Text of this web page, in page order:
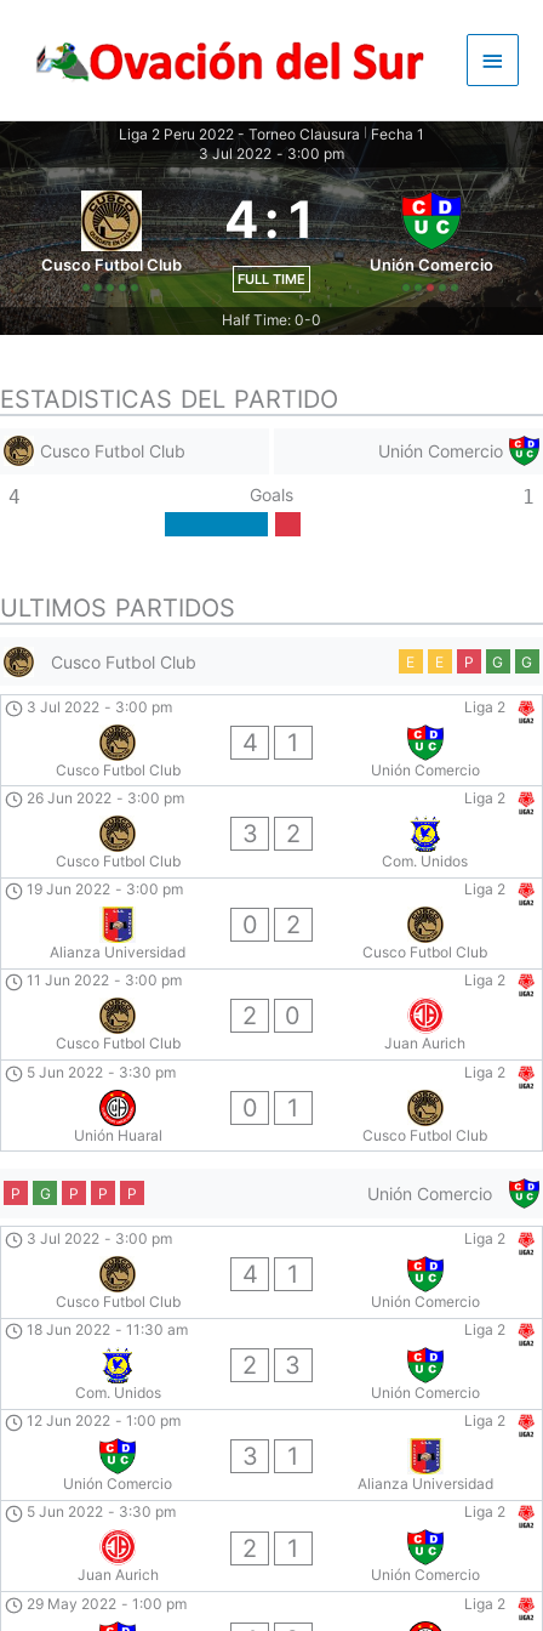
content
Main
Liga 2 Peru 2022 - Torneo Clausura
Fecha 1
3 Jul 2022 - 3:00 pm
Cusco Futbol Club
4:1
FULL TIME
Unión Comercio
Half Time: 0-0
ESTADISTICAS DEL PARTIDO
Cusco Futbol Club Unión Comercio
4 Goals 1
ULTIMOS PARTIDOS
Cusco Futbol Club E E P G G
Liga 2
3 Jul 2022 - 3:00 pm
Cusco Futbol Club
4 1
Unión Comercio
Liga 2
26 Jun 2022 - 3:00 pm
Cusco Futbol Club
3 2
Com. Unidos
Liga 2
19 Jun 2022 - 3:00 pm
Alianza Universidad
0 2
Cusco Futbol Club
Liga 2
11 Jun 2022 - 3:00 pm
Cusco Futbol Club
2 0
Juan Aurich
Liga 2
5 Jun 2022 - 3:30 pm
Unión Huaral
0 1
Cusco Futbol Club
Unión Comercio
P G P P P
Liga 2
3 Jul 2022 - 3:00 pm
Cusco Futbol Club
4 1
Unión Comercio
Liga 2
18 Jun 2022 - 11:30 am
Com. Unidos
2 3
Unión Comercio
Liga 2
12 Jun 2022 - 1:00 pm
Unión Comercio
3 1
Alianza Universidad
Liga 2
5 Jun 2022 - 3:30 pm
Juan Aurich
2 1
Unión Comercio
Liga 2
29 May 2022 - 1:00 pm